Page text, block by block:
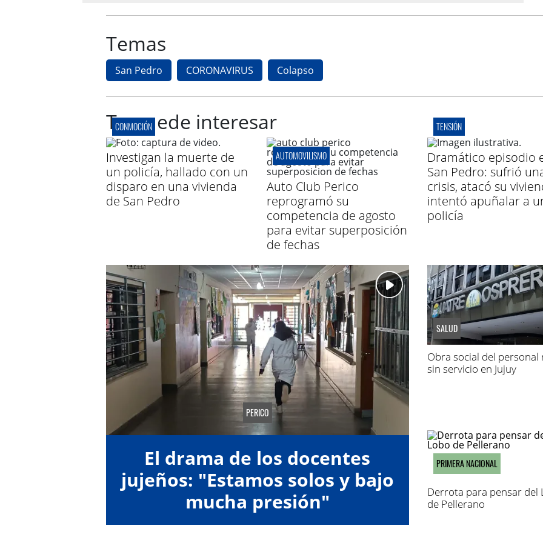
Temas
San Pedro CORONAVIRUS Colapso
Te puede interesar
CONMOCIÓN
Investigan la muerte de
un policía, hallado con un
disparo en una vivienda
de San Pedro
AUTOMOVILISMO
Auto Club Perico
reprogramó su
competencia de agosto
para evitar superposición
de fechas
TENSIÓN
Dramático episodio
San Pedro: sufrió
crisis, atacó su
intentó apuñalar a
policía
PERICO
El drama de los docentes
jujeños: "Estamos solos y bajo
mucha presión"
SALUD
Obra social del personal
sin servicio en Jujuy
PRIMERA NACIONAL
Derrota para pensar del
de Pellerano